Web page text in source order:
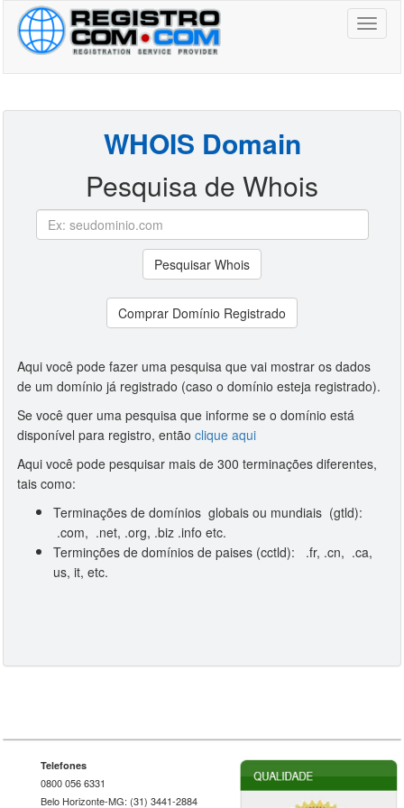
Toggle
WHOIS Domain
Pesquisa de Whois
Pesquisar Whois
Comprar Domínio Registrado
Aqui você pode fazer uma pesquisa que vai mostrar os dados
de um domínio já registrado (caso o domínio esteja registrado).
Se você quer uma pesquisa que informe se o domínio está
disponível para registro, então clique aqui
Aqui você pode pesquisar mais de 300 terminações diferentes,
tais como:
Terminações de domínios globais ou mundiais (gtld):
.com, .net, .org, .biz .info etc.
Terminções de domínios de paises (cctld): .fr, .cn, .ca,
us, it, etc.
Telefones
0800 056 6331
Belo Horizonte-MG: (31) 3441-2884